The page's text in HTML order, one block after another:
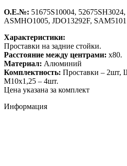
О.Е.№: 51675S10004,
ASMHO1005, JDO13292F, SAM5101
Характеристики:
Проставки на задние стойки.
Расстояние между центрами: х80.
Материал: Алюминий
Комплектность: Проставки – 2шт,
М10х1,25 – 4шт.
Цена указана за комплект
Информация